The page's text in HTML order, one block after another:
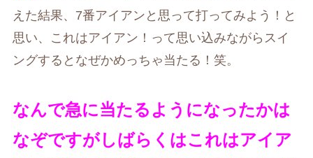
えた結果、7番アイアンと思って打ってみよう！と
思い、これはアイアン！って思い込みながらスイ
ングするとなぜかめっちゃ当たる！笑。
なんで急に当たるようになったかは
なぞですがしばらくはこれはアイア